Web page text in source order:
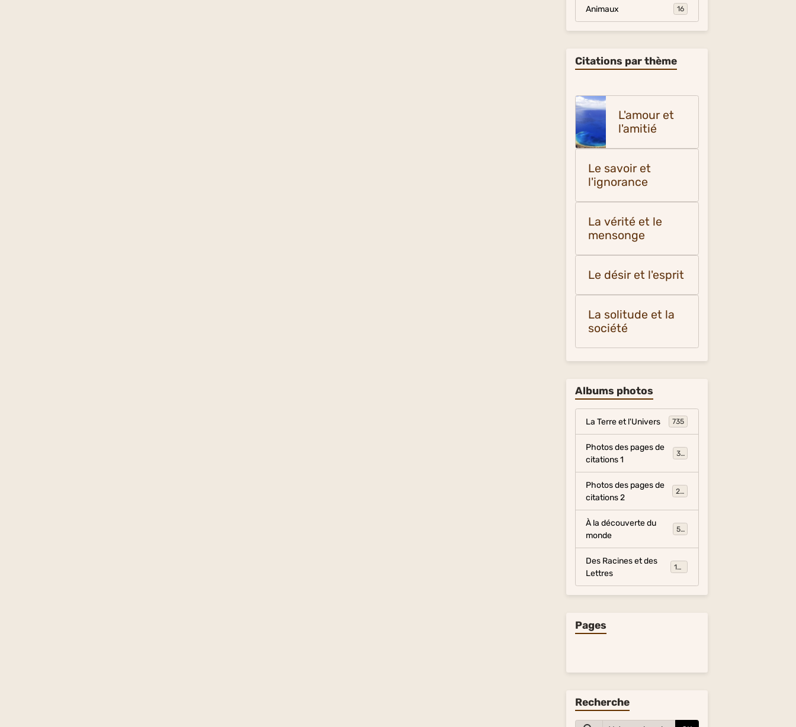
Animaux 16
Citations par thème
L'amour et
l'amitié
Le savoir et
l'ignorance
La vérité et le
mensonge
Le désir et l'esprit
La solitude et la
société
Albums photos
La Terre et l'Univers 735
Photos des pages de
citations 1
317
Photos des pages de
citations 2
281
À la découverte du
monde
54
Des Racines et des
Lettres
134
Pages
Recherche